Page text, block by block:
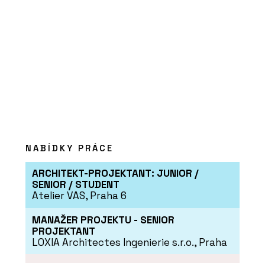
NABÍDKY PRÁCE
ARCHITEKT-PROJEKTANT: JUNIOR /
SENIOR / STUDENT
Atelier VAS, Praha 6
MANAŽER PROJEKTU - SENIOR
PROJEKTANT
LOXIA Architectes Ingenierie s.r.o., Praha